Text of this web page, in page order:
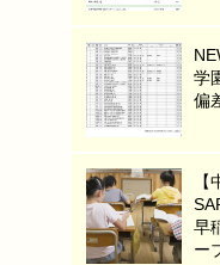
学
偏
早
ー